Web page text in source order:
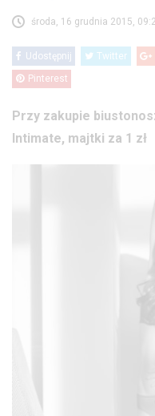
środa, 16 grudnia 2015,
Udostępnij Twitter
Pinterest
Przy zakupie
Intimate, majtki za 1 zł